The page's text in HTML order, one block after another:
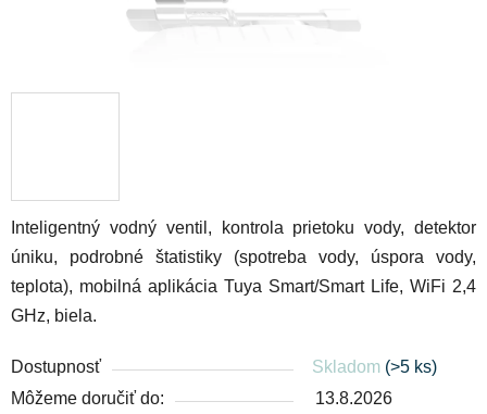
Inteligentný vodný ventil, kontrola prietoku vody, detektor
úniku, podrobné štatistiky (spotreba vody, úspora vody,
teplota), mobilná aplikácia Tuya Smart/Smart Life, WiFi 2,4
GHz, biela.
Dostupnosť Skladom (>5 ks)
Môžeme doručiť do:
13.8.2026